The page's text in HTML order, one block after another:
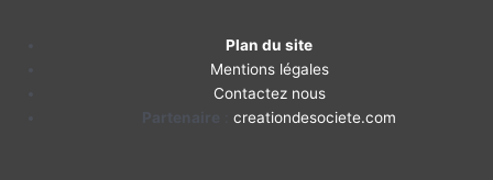
Plan du site
Mentions légales
Contactez nous
:creationdesociete.com